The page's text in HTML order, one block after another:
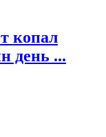
копал
день ...